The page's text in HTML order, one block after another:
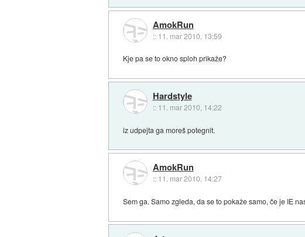
AmokRun
:: 11. mar 2010, 13:59
Kje pa se to okno sploh prikaže?
Hardstyle
:: 11. mar 2010, 14:22
iz udpejta ga moreš potegnit.
AmokRun
:: 11. mar 2010, 14:27
Sem ga. Samo zgleda, da se to pokaže samo, če je IE